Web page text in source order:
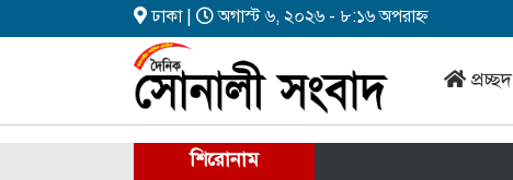
ঢাকা | অগাস্ট ৬, ২০২৬ - ৮:১৬ অপরাহ্ন
প্রচ্ছদ
শিরোনাম